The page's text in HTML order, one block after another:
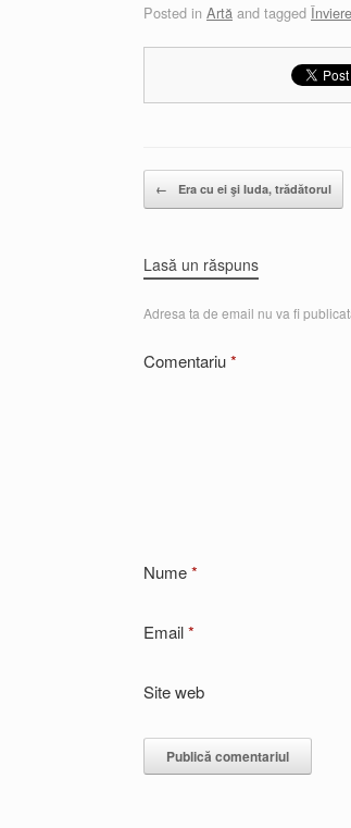
Posted in Artă and tagged
Post navigation
← Era cu ei şi Iuda, trădătorul
Lasă un răspuns
Adresa ta de email nu va fi
Comentariu*
Nume*
Email*
Site web